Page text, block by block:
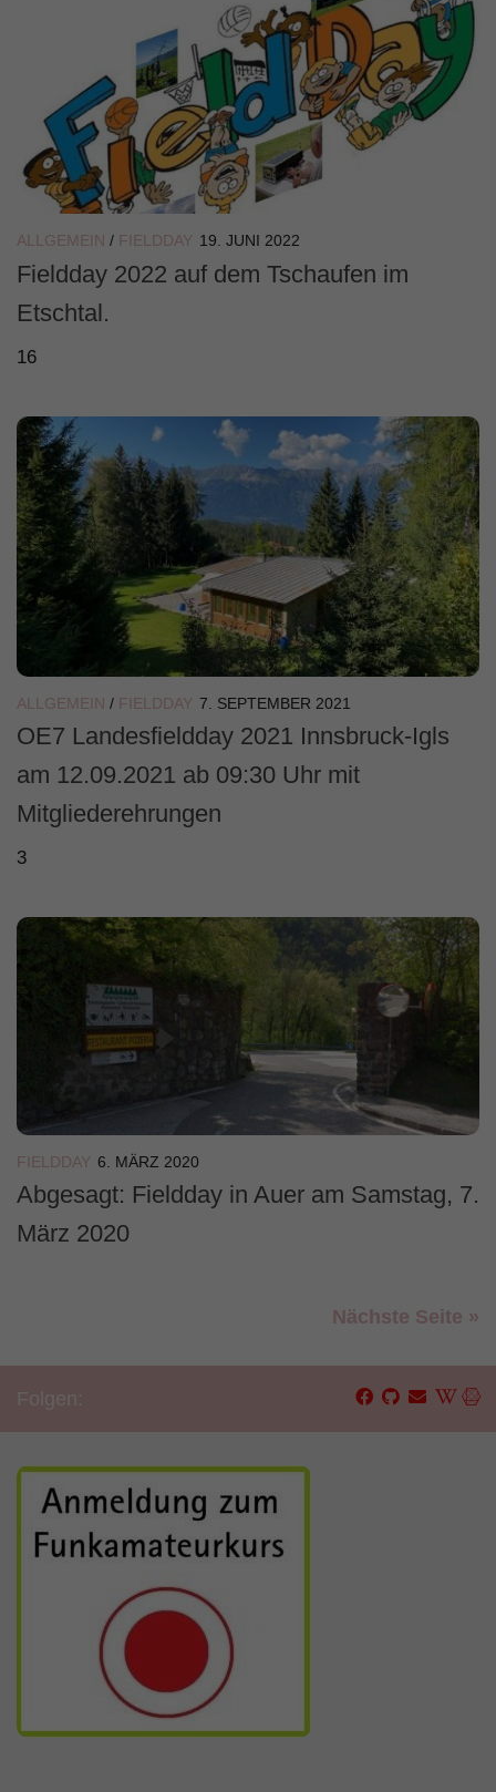
ALLGEMEIN / FIELDDAY 19. JUNI 2022
Fieldday 2022 auf dem Tschaufen im
Etschtal.
16
ALLGEMEIN / FIELDDAY 7. SEPTEMBER 2021
OE7 Landesfieldday 2021 Innsbruck-Igls
am 12.09.2021 ab 09:30 Uhr mit
Mitgliederehrungen
3
FIELDDAY 6. MÄRZ 2020
Abgesagt: Fieldday in Auer am Samstag, 7.
März 2020
Nächste Seite »